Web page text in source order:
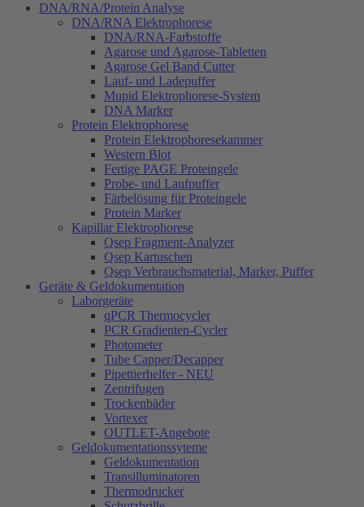
DNA/RNA/Protein Analyse
DNA/RNA Elektrophorese
DNA/RNA-Farbstoffe
Agarose und Agarose-Tabletten
Agarose Gel Band Cutter
Lauf- und Ladepuffer
Mupid Elektrophorese-System
DNA Marker
Protein Elektrophorese
Protein Elektrophoresekammer
Western Blot
Fertige PAGE Proteingele
Probe- und Laufpuffer
Färbelösung für Proteingele
Protein Marker
Kapillar Elektrophorese
Qsep Fragment-Analyzer
Qsep Kartuschen
Qsep Verbrauchsmaterial, Marker, Puffer
Geräte & Geldokumentation
Laborgeräte
qPCR Thermocycler
PCR Gradienten-Cycler
Photometer
Tube Capper/Decapper
Pipettierhelfer - NEU
Zentrifugen
Trockenbäder
Vortexer
OUTLET-Angebote
Geldokumentationssyteme
Geldokumentation
Transilluminatoren
Thermodrucker